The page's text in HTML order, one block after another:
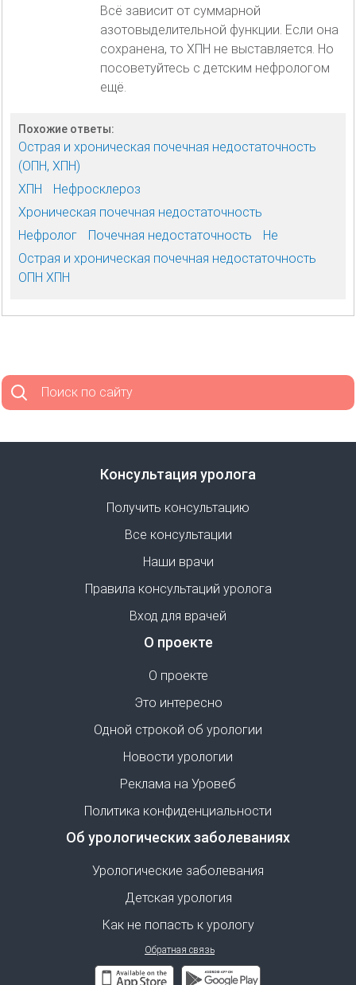
Всё зависит от суммарной
азотовыделительной функции. Если она
сохранена, то ХПН не выставляется. Но
посоветуйтесь с детским нефрологом
ещё.
Похожие ответы:
Острая и хроническая почечная недостаточность
(ОПН, ХПН)
ХПН
Нефросклероз
Хроническая почечная недостаточность
Нефролог
Почечная недостаточность
Не
Острая и хроническая почечная недостаточность
ОПН ХПН
Поиск по сайту
Консультация уролога
Получить консультацию
Все консультации
Наши врачи
Правила консультаций уролога
Вход для врачей
О проекте
О проекте
Это интересно
Одной строкой об урологии
Новости урологии
Реклама на Уровеб
Политика конфиденциальности
Об урологических заболеваниях
Урологические заболевания
Детская урология
Как не попасть к урологу
Обратная связь